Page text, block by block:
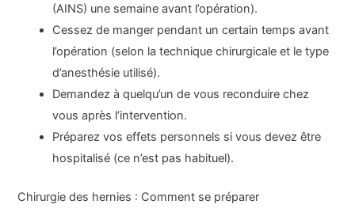
(AINS) une semaine avant l’opération).
Cessez de manger pendant un certain temps avant
l’opération (selon la technique chirurgicale et le type
d’anesthésie utilisé).
Demandez à quelqu’un de vous reconduire chez
vous après l’intervention.
Préparez vos effets personnels si vous devez être
hospitalisé (ce n’est pas habituel).
Chirurgie des hernies : Comment se préparer